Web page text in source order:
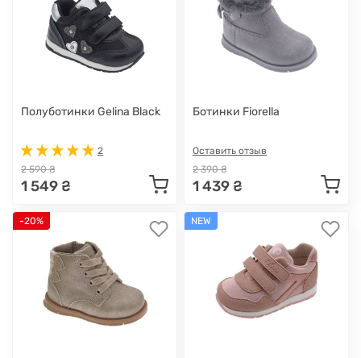
Полуботинки Gelina Black
2
2 590 ₴
1 549 ₴
Ботинки Fiorella
Оставить отзыв
2 390 ₴
1 439 ₴
-20% NEW